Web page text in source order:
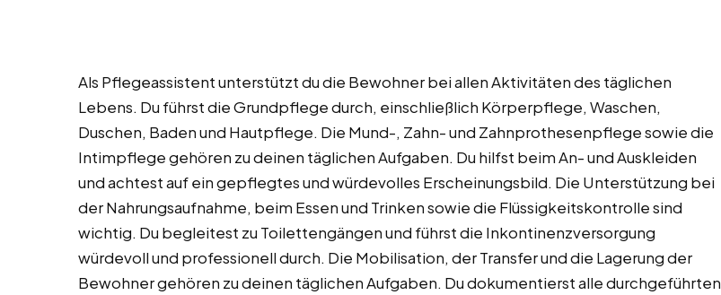
Als Pflegeassistent unterstützt du die Bewohner bei allen Aktivitäten des täglichen
Lebens. Du führst die Grundpflege durch, einschließlich Körperpflege, Waschen,
Duschen, Baden und Hautpflege. Die Mund-, Zahn- und Zahnprothesenpflege sowie die
Intimpflege gehören zu deinen täglichen Aufgaben. Du hilfst beim An- und Auskleiden
und achtest auf ein gepflegtes und würdevolles Erscheinungsbild. Die Unterstützung bei
der Nahrungsaufnahme, beim Essen und Trinken sowie die Flüssigkeitskontrolle sind
wichtig. Du begleitest zu Toilettengängen und führst die Inkontinenzversorgung
würdevoll und professionell durch. Die Mobilisation, der Transfer und die Lagerung der
Bewohner gehören zu deinen täglichen Aufgaben. Du dokumentierst alle durchgeführten